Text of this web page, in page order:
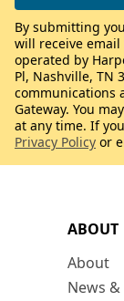
ABOUT
About
News
By submitting
will receive email
operated by
Pl, Nashville, TN
communications
Gateway. You
at any time. If
Privacy Policy or